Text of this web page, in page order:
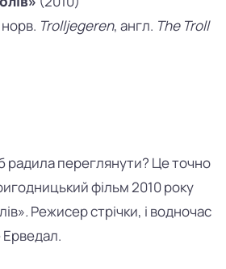
Trolljegeren, англ. The Troll
радила переглянути? Це точно
фільм 2010 року
. Режисер стрічки, і водночас